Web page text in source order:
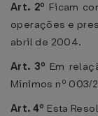
Art. 2º Ficam
operações e
abril de 2004.
Art. 3º Em
Mínimos nº
Art. 4º Esta